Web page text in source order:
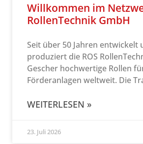
Willkommen im
RollenTechnik GmbH
Seit über 50 Jahren entwickelt
produziert die ROS
Gescher hochwertige Rollen
Förderanlagen weltweit. Die
WEITERLESEN »
23. Juli 2026